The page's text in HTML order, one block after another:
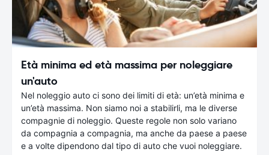
Età minima ed età massima per noleggiare
un'auto
Nel noleggio auto ci sono dei limiti di età: un’età minima e
un’età massima. Non siamo noi a stabilirli, ma le diverse
compagnie di noleggio. Queste regole non solo variano
da compagnia a compagnia, ma anche da paese a paese
e a volte dipendono dal tipo di auto che vuoi noleggiare.